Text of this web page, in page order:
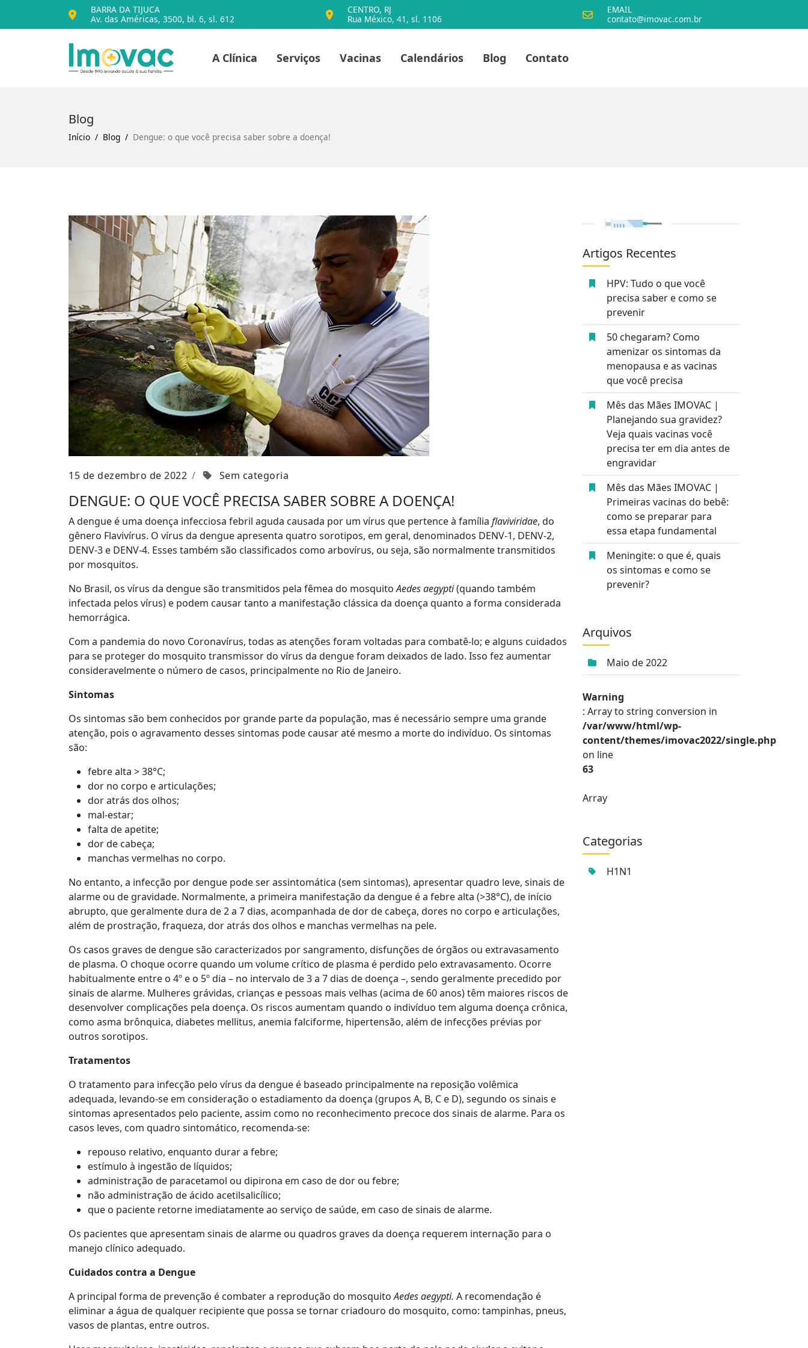
BARRA DA TIJUCA
Av. das Américas, 3500, bl. 6, sl. 612
CENTRO, RJ
Rua México, 41, sl. 1106
EMAIL
contato@imovac.com.br
Voltar para o início
A Clínica Serviços Vacinas Calendários Blog Contato
Blog
Início Blog Dengue: o que você precisa saber sobre a doença!
15 de dezembro de 2022 Sem categoria
DENGUE: O QUE VOCÊ PRECISA SABER SOBRE A DOENÇA!
A dengue é uma doença infecciosa febril aguda causada por um vírus que pertence à família flaviviridae, do
gênero Flavivírus. O vírus da dengue apresenta quatro sorotipos, em geral, denominados DENV-1, DENV-2,
DENV-3 e DENV-4. Esses também são classificados como arbovírus, ou seja, são normalmente transmitidos
por mosquitos.
No Brasil, os vírus da dengue são transmitidos pela fêmea do mosquitoAedes aegypti(quando também
infectada pelos vírus) e podem causar tanto a manifestação clássica da doença quanto a forma considerada
hemorrágica.
Com a pandemia do novo Coronavírus, todas as atenções foram voltadas para combatê-lo; e alguns cuidados
para se proteger do mosquito transmissor do vírus da dengue foram deixados de lado. Isso fez aumentar
consideravelmente o número de casos, principalmente no Rio de Janeiro.
Sintomas
Os sintomas são bem conhecidos por grande parte da população, mas é necessário sempre uma grande
atenção, pois o agravamento desses sintomas pode causar até mesmo a morte do indivíduo. Os sintomas
são:
febre alta > 38°C;
dor no corpo e articulações;
dor atrás dos olhos;
mal-estar;
falta de apetite;
dor de cabeça;
manchas vermelhas no corpo.
No entanto, a infecção por dengue pode ser assintomática (sem sintomas), apresentar quadro leve, sinais de
alarme ou de gravidade. Normalmente, a primeira manifestação da dengue é a febre alta (>38°C), de início
abrupto, que geralmente dura de 2 a 7 dias, acompanhada de dor de cabeça, dores no corpo e articulações,
além de prostração, fraqueza, dor atrás dos olhos e manchas vermelhas na pele.
Os casos graves de dengue são caracterizados por sangramento, disfunções de órgãos ou extravasamento
de plasma. O choque ocorre quando um volume crítico de plasma é perdido pelo extravasamento. Ocorre
habitualmente entre o 4º e o 5º dia – no intervalo de 3 a 7 dias de doença –, sendo geralmente precedido por
sinais de alarme. Mulheres grávidas, crianças e pessoas mais velhas (acima de 60 anos) têm maiores riscos de
desenvolver complicações pela doença. Os riscos aumentam quando o indivíduo tem alguma doença crônica,
como asma brônquica, diabetes mellitus, anemia falciforme, hipertensão, além de infecções prévias por
outros sorotipos.
Tratamentos
O tratamento para infecção pelo vírus da dengue é baseado principalmente na reposição volêmica
adequada, levando-se em consideração o estadiamento da doença (grupos A, B, C e D), segundo os sinais e
sintomas apresentados pelo paciente, assim como no reconhecimento precoce dos sinais de alarme. Para os
casos leves, com quadro sintomático, recomenda-se:
repouso relativo, enquanto durar a febre;
estímulo à ingestão de líquidos;
administração de paracetamol ou dipirona em caso de dor ou febre;
não administração de ácido acetilsalicílico;
que o paciente retorne imediatamente ao serviço de saúde, em caso de sinais de alarme.
Os pacientes que apresentam sinais de alarme ou quadros graves da doença requerem internação para o
manejo clínico adequado.
Cuidados contra a Dengue
A principal forma de prevenção é combater a reprodução do mosquitoAedes aegypti. A recomendação é
eliminar a água de qualquer recipiente que possa se tornar criadouro do mosquito, como: tampinhas, pneus,
vasos de plantas, entre outros.
Artigos Recentes
HPV: Tudo o que você
precisa saber e como se
prevenir
50 chegaram? Como
amenizar os sintomas da
menopausa e as vacinas
que você precisa
Mês das Mães IMOVAC |
Planejando sua gravidez?
Veja quais vacinas você
precisa ter em dia antes de
engravidar
Mês das Mães IMOVAC |
Primeiras vacinas do bebê:
como se preparar para
essa etapa fundamental
Meningite: o que é, quais
os sintomas e como se
prevenir?
Arquivos
Maio de 2022
Warning
: Array to string conversion in
/var/www/html/wp-
content/themes/imovac2022/single.php
on line
63
Array
Categorias
H1N1